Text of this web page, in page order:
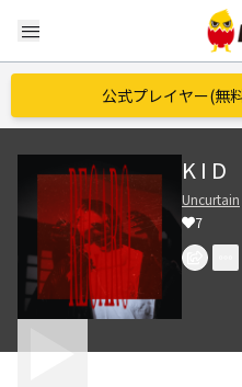
menu
公式プレイヤー(無
K I D
Uncurtain
7